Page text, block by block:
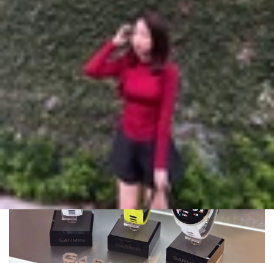
Top 5 đồng hồ Garmin tốt nhất năm
2024
Anh Thư
Ngày đăng:
18/04/2024
Cập nhật: 29/07/2026
Theo dõi XTMobile trên